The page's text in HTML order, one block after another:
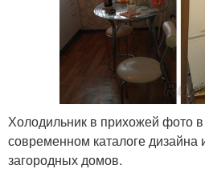
Холодильник в прихожей фото в
современном каталоге дизайна
загородных домов.